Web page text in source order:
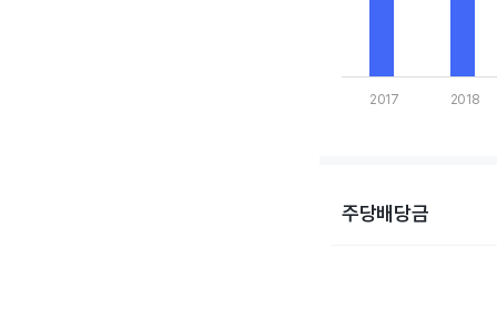
2017 2018
주당배당금